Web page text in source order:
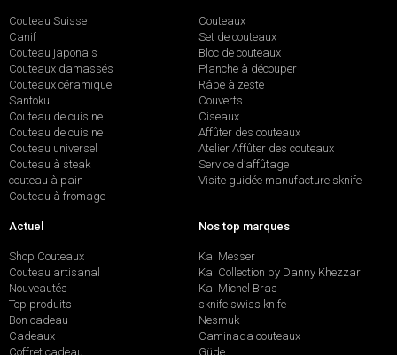
Couteau Suisse
Canif
Couteau japonais
Couteaux damassés
Couteaux céramique
Santoku
Couteau de cuisine
Couteau de cuisine
Couteau universel
Couteau à steak
couteau à pain
Couteau à fromage
Couteaux
Set de couteaux
Bloc de couteaux
Planche à découper
Râpe à zeste
Couverts
Ciseaux
Affûter des couteaux
Atelier Affûter des couteaux
Service d’affûtage
Visite guidée manufacture sknife
Actuel
Shop Couteaux
Couteau artisanal
Nouveautés
Top produits
Bon cadeau
Cadeaux
Coffret cadeau
Nos top marques
Kai Messer
Kai Collection by Danny Khezzar
Kai Michel Bras
sknife swiss knife
Nesmuk
Caminada couteaux
Güde